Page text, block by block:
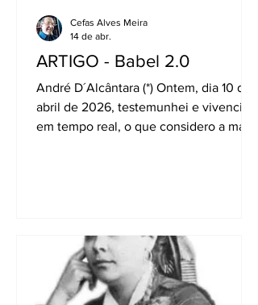
ARTIGO - Babel 2.0
André D´Alcântara (*) Ontem, dia 10 de
abril de 2026, testemunhei e vivenciei,
em tempo real, o que considero a maior
todo o mundo - todos traduzidos de
forma fiel e impecável para o
português. Japoneses, franceses,
italianos, turcos, russos, ucranianos e
Cefas Alves Meira
14 de abr.